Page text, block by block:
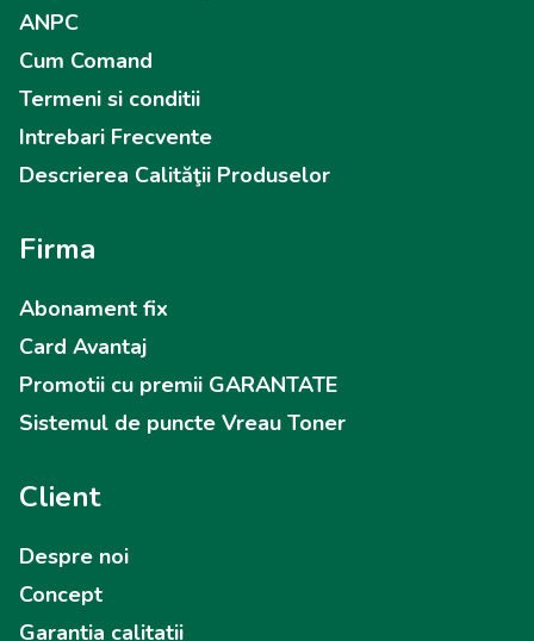
ANPC
Cum Comand
Termeni si conditii
Intrebari Frecvente
Descrierea Calităţii Produselor
Firma
Abonament fix
Card Avantaj
Promotii cu premii GARANTATE
Sistemul de puncte Vreau Toner
Client
Despre noi
Concept
Garantia calitatii